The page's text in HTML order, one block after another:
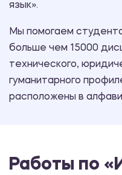
язык».
Мы помогаем
больше чем 15000
технического,
гуманитарного
расположены в
Работы по